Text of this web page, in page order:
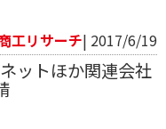
工リサーチ| 2017/6/19
ットほか関連会社